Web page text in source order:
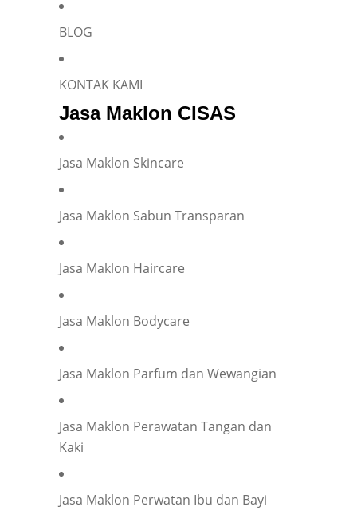
BLOG
KONTAK KAMI
Jasa Maklon CISAS
Jasa Maklon Skincare
Jasa Maklon Sabun Transparan
Jasa Maklon Haircare
Jasa Maklon Bodycare
Jasa Maklon Parfum dan Wewangian
Jasa Maklon Perawatan Tangan dan
Kaki
Jasa Maklon Perwatan Ibu dan Bayi
*
Company representation or personal inquiry?
Company
Company Name